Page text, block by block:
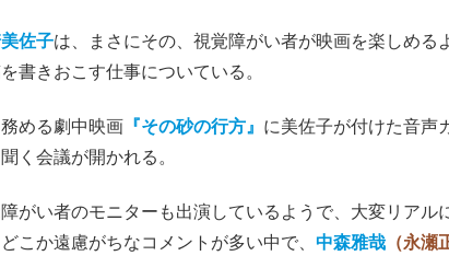
佐子は、まさにその、視覚障がい者が映画を楽しめる
書きおこす仕事についている。
める劇中映画 『その砂の行方』 に美佐子が付けた音声
く会議が開かれる。
がい者のモニターも出演しているようで、大変リアル
こか遠慮がちなコメントが多い中で、 中森雅哉 （永瀬